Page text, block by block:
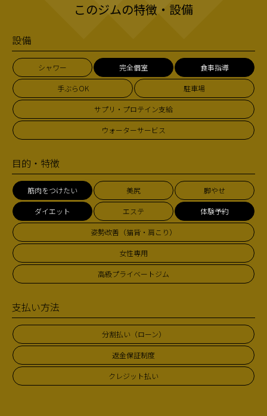
このジムの特徴・設備
設備
シャワー 完全個室 食事指導
手ぶらOK 駐車場
サプリ・プロテイン支給
ウォーターサービス
目的・特徴
筋肉をつけたい 美尻 脚やせ
ダイエット エステ 体験予約
姿勢改善（猫背・肩こり）
女性専用
高級プライベートジム
支払い方法
分割払い（ローン）
返金保証制度
クレジット払い